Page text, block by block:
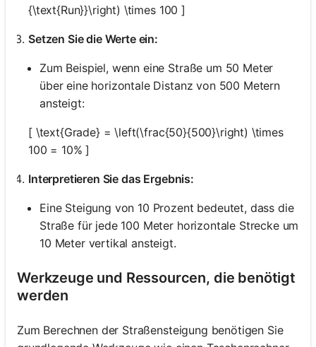
{\text{Run}}\right) \times 100 ]
Setzen Sie die Werte ein:
Zum Beispiel, wenn eine Straße um 50 Meter
über eine horizontale Distanz von 500 Metern
ansteigt:
[ \text{Grade} = \left(\frac{50}{500}\right) \times
100 = 10% ]
Interpretieren Sie das Ergebnis:
Eine Steigung von 10 Prozent bedeutet, dass die
Straße für jede 100 Meter horizontale Strecke um
10 Meter vertikal ansteigt.
Werkzeuge und Ressourcen, die benötigt
werden
Zum Berechnen der Straßensteigung benötigen Sie